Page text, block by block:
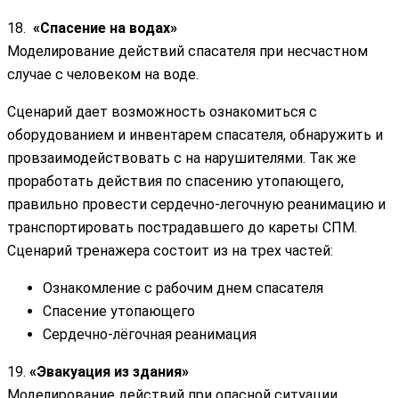
18. «Спасение на водах»
Моделирование действий спасателя при несчастном
случае с человеком на воде.
Сценарий дает возможность ознакомиться с
оборудованием и инвентарем спасателя, обнаружить и
провзаимодействовать с на нарушителями. Так же
проработать действия по спасению утопающего,
правильно провести сердечно-легочную реанимацию и
транспортировать пострадавшего до кареты СПМ.
Сценарий тренажера состоит из на трех частей:
Ознакомление с рабочим днем спасателя
Спасение утопающего
Сердечно-лёгочная реанимация
19. «Эвакуация из здания»
Моделирование действий при опасной ситуации,